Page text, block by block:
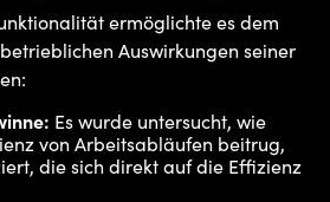
ermöglichte es dem
Auswirkungen seiner
Es wurde untersucht, wie
von Arbeitsabläufen beitrug,
die sich direkt auf die Effizienz